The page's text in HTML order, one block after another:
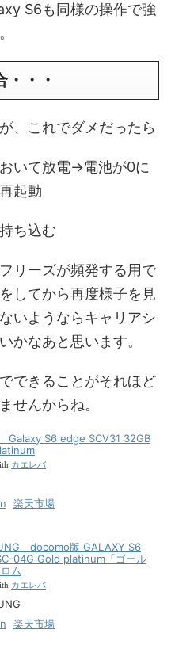
S6も同様の操作で強
・・・
、これでダメだったら
いて放電→電池が0に
起動
ち込む
リーズが頻発する用で
してから再度様子を見
いようならキャリアシ
かなあと思います。
できることがそれほど
せんからね。
Galaxy S6 edge SCV31 32GB
カエレバ
楽天市場
docomo版 GALAXY S6
04G Gold platinum「ゴール
ム
カエレバ
楽天市場